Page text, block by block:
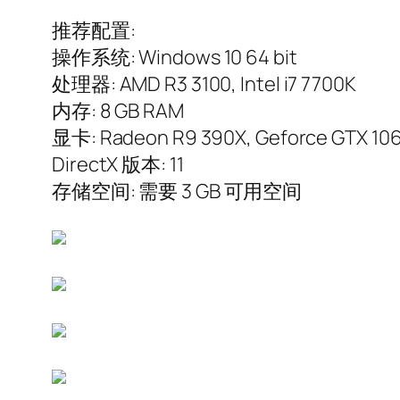
推荐配置:
操作系统: Windows 10 64 bit
处理器: AMD R3 3100, Intel i7 7700K
内存: 8 GB RAM
显卡: Radeon R9 390X, Geforce GTX
DirectX 版本: 11
存储空间: 需要 3 GB 可用空间